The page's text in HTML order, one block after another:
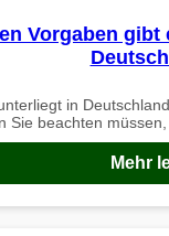
Vorgaben
in
Sie beachten
Mehr